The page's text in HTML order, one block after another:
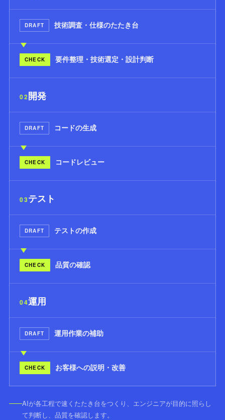
DRAFT 技術調査・仕様のたたき台
CHECK 要件整理・技術選定・設計判断
02開発
DRAFT コードの生成
CHECK コードレビュー
03テスト
DRAFT テストの作成
CHECK 品質の確認
04運用
DRAFT 運用作業の補助
CHECK お客様への説明・改善
AIが各工程で速くたたき台をつくり、エンジニアが目的に照らし
て判断し、品質を確認します。